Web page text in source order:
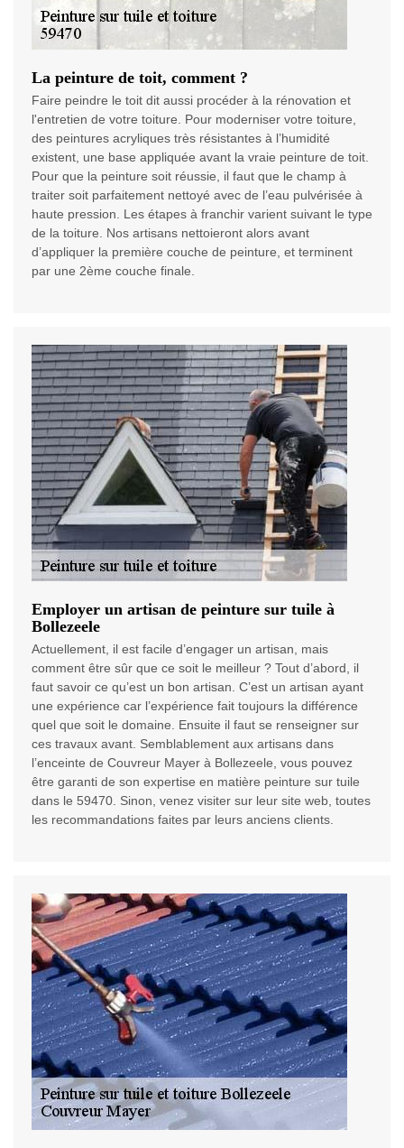
La peinture de toit, comment ?
Faire peindre le toit dit aussi procéder à la rénovation et
l'entretien de votre toiture. Pour moderniser votre toiture,
des peintures acryliques très résistantes à l’humidité
existent, une base appliquée avant la vraie peinture de toit.
Pour que la peinture soit réussie, il faut que le champ à
traiter soit parfaitement nettoyé avec de l’eau pulvérisée à
haute pression. Les étapes à franchir varient suivant le type
de la toiture. Nos artisans nettoieront alors avant
d’appliquer la première couche de peinture, et terminent
par une 2ème couche finale.
Employer un artisan de peinture sur tuile à
Bollezeele
Actuellement, il est facile d’engager un artisan, mais
comment être sûr que ce soit le meilleur ? Tout d’abord, il
faut savoir ce qu’est un bon artisan. C’est un artisan ayant
une expérience car l’expérience fait toujours la différence
quel que soit le domaine. Ensuite il faut se renseigner sur
ces travaux avant. Semblablement aux artisans dans
l’enceinte de Couvreur Mayer à Bollezeele, vous pouvez
être garanti de son expertise en matière peinture sur tuile
dans le 59470. Sinon, venez visiter sur leur site web, toutes
les recommandations faites par leurs anciens clients.